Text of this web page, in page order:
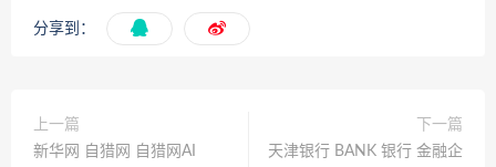
分享到：
上一篇
新华网 自猎网 自猎网AI
下一篇
天津银行 BANK 银行 金融企